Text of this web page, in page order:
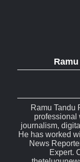
Ramu Tandu
professional
journalism,
He has worked
News
Expert.